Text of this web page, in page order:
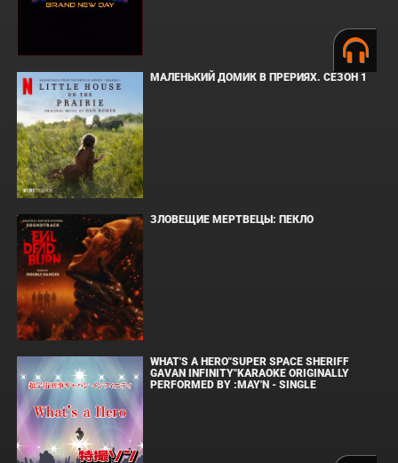
МАЛЕНЬКИЙ ДОМИК В ПРЕРИЯХ. СЕЗОН 1
ЗЛОВЕЩИЕ МЕРТВЕЦЫ: ПЕКЛО
WHAT'S A HERO"SUPER SPACE SHERIFF
GAVAN INFINITY"KARAOKE ORIGINALLY
PERFORMED BY :MAY'N - SINGLE